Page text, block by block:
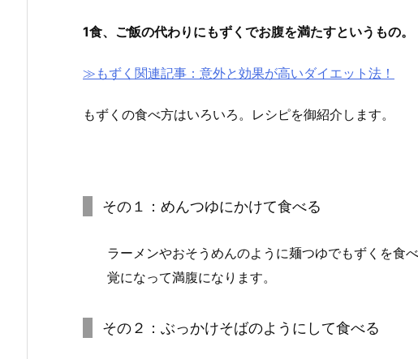
1食、ご飯の代わりにもずくでお腹を満たすというもの。
≫もずく関連記事：意外と効果が高いダイエット法！
もずくの食べ方はいろいろ。レシピを御紹介します。
その１：めんつゆにかけて食べる
ラーメンやおそうめんのように麺つゆでもずくを食
覚になって満腹になります。
その２：ぶっかけそばのようにして食べる